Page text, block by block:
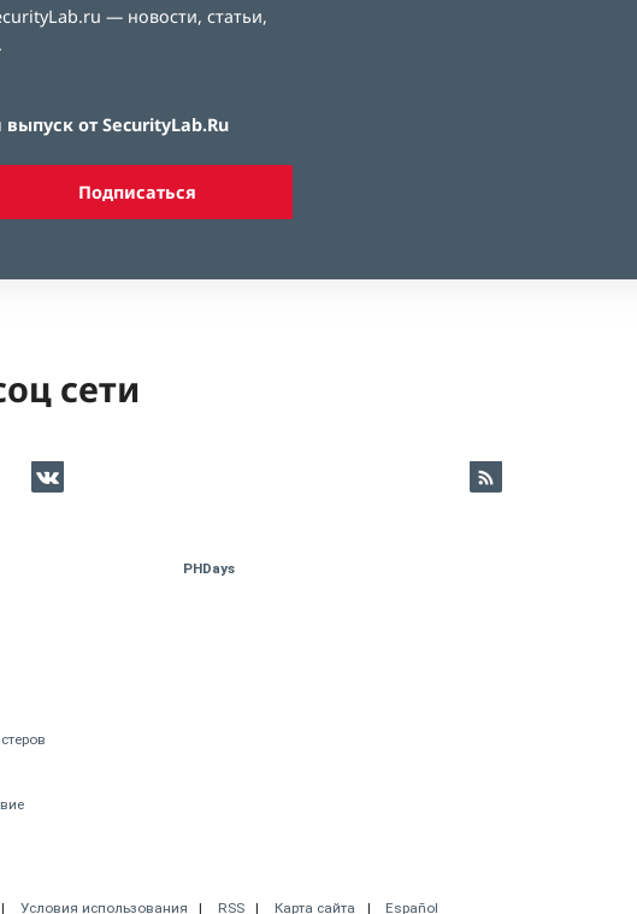
— новости, статьи,
от SecurityLab.Ru
Подписаться
сети
PHDays
Условия использования RSS Карта сайта Español